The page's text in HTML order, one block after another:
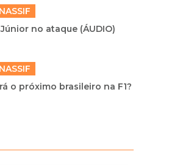
no ataque (ÁUDIO)
o próximo brasileiro na F1?